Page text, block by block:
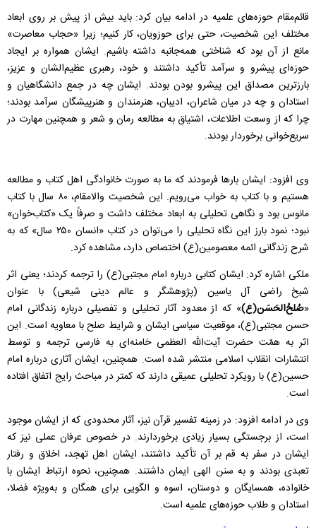
قائم‌مقام حوزه‌های علمیه در ادامه بیان کرد: باید بیش از پیش بر روی ابعاد
مختلف این شخصیت، حتی برای حوزویان، کار کنیم؛ زیرا «حجاب معاصرت»
مانع از آن بود که شناختی همه‌جانبه داشته باشیم. ایشان همواره بر ایجاد
حوزه‌ای پیشرو و سرآمد تأکید داشتند و خود، رهبری عظیم‌الشان و عزیز،
بارزترین مصداق این پیشرو بودن بودند. ایشان چه در جمع دانشگاهیان و
استادان و چه در میان شاعران، ادیبان، هنرمندان و هنرپیشگان سرآمد بودند؛
چرا که از وسعت اطلاعات، اشتیاق به مطالعه رمان و شعر و همچنین مهارت در
سریع‌خوانی برخوردار بودند.
وی افزود: ایشان بارها فرمودند که ما به صورت خانوادگی اهل کتاب و مطالعه
هستیم و با کتاب به خواب می‌رویم. این شخصیت والامقام، ۸۰ سال با کتاب
مانوس بود و نگاهی تحلیلی به ابعاد مختلف داشت و صرفاً یک «کتاب‌خوان»
نبود؛ نمود بارز این نگاه تحلیلی را می‌توان در کتاب «انسان ۲۵۰ سال» که به
شرح زندگانی ائمه معصومین(ع) اختصاص دارد، مشاهده کرد.
ملکی اشاره کرد: ایشان کتابی درباره امام مجتبی(ع) را ترجمه کردند؛ یعنی اثر
شیخ راضی آل یاسین (پژوهشگر و عالم دینی شیعی) با عنوان
«صُلحُ‌الحَسَن(ع)» که از معدود آثار تحلیلی و تفصیلی درباره زندگانی امام
حسن مجتبی(ع)، موقعیت سیاسی ایشان و شرایط صلح با معاویه است. این
اثر به همّت حضرت آیت‌الله العظمی خامنه‌ای به فارسی ترجمه و توسط
انتشارات انقلاب اسلامی منتشر شده است. همچنین، ایشان آثاری درباره امام
حسین(ع) با رویکرد تحلیلی عمیقی دارند که کمتر در مباحث رایج اتفاق افتاده
است.
وی در ادامه افزود: در زمینه تفسیر قرآن نیز، آثار محدودی که از ایشان موجود
است، از برجستگی بسیار زیادی برخوردارند. در خصوص عرفان عملی نیز که
ایشان در سفر به قم بر آن تأکید داشتند، ایشان اهل تهجد، اخلاق و رفتار
تعبدی بودند و به سنن الهی ایمان داشتند. همچنین، نحوه ارتباط ایشان با
خانواده، همسایگان و دوستان، اسوه و الگویی برای همگان و به‌ویژه فضلا،
استادان و طلاب حوزه‌های علمیه است.